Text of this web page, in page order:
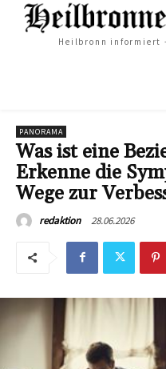
Heilbronn informiert
PANORAMA
Was ist eine
Erkenne die
Wege zur
redaktion 28.06.2026